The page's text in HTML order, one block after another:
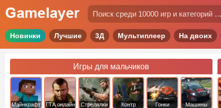
Новинки Лучшие 3Д Мультиплеер На двоих
Игры для мальчиков
Майнкрафт ГТА онлайн Стрелялки
Контр
Гонки Машины